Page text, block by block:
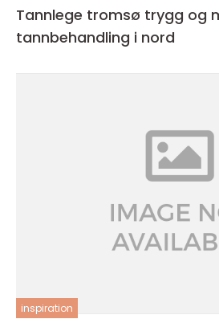
Tannlege tromsø trygg og moderne
tannbehandling i nord
inspiration